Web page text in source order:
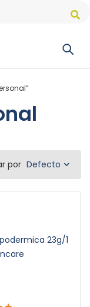
por Defecto
23g/1